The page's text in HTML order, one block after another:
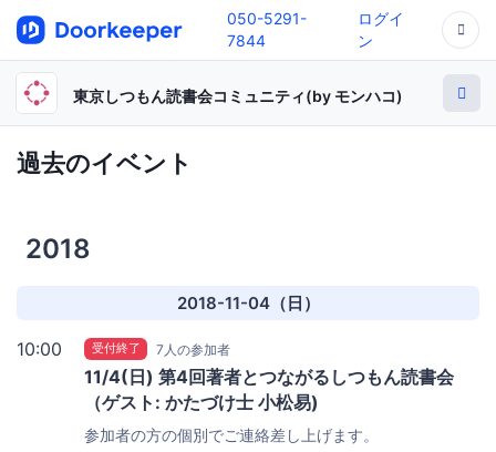
050-5291-
7844
ログイ
ン
東京しつもん読書会コミュニティ(by モンハコ)
過去のイベント
2018
2018-11-04（日）
10:00 受付終了 7人の参加者
11/4(日) 第4回著者とつながるしつもん読書会
（ゲスト: かたづけ士 小松易)
参加者の方の個別でご連絡差し上げます。